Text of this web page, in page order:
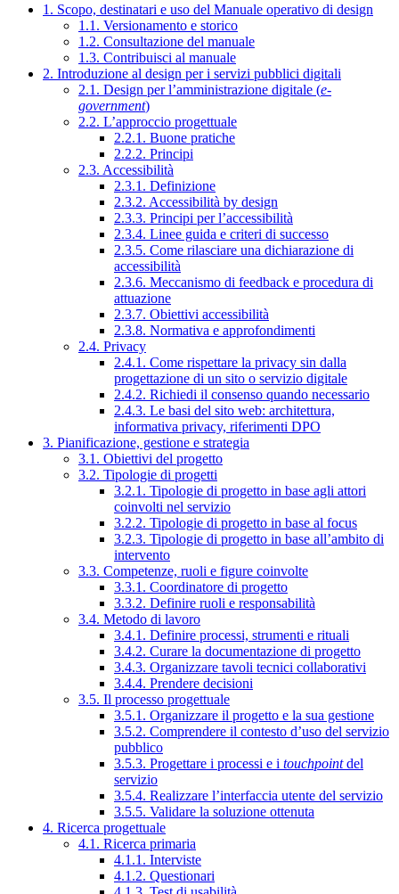
1. Scopo, destinatari e uso del Manuale operativo di design
1.1. Versionamento e storico
1.2. Consultazione del manuale
1.3. Contribuisci al manuale
2. Introduzione al design per i servizi pubblici digitali
2.1. Design per l’amministrazione digitale (e-
government)
2.2. L’approccio progettuale
2.2.1. Buone pratiche
2.2.2. Principi
2.3. Accessibilità
2.3.1. Definizione
2.3.2. Accessibilità by design
2.3.3. Principi per l’accessibilità
2.3.4. Linee guida e criteri di successo
2.3.5. Come rilasciare una dichiarazione di
accessibilità
2.3.6. Meccanismo di feedback e procedura di
attuazione
2.3.7. Obiettivi accessibilità
2.3.8. Normativa e approfondimenti
2.4. Privacy
2.4.1. Come rispettare la privacy sin dalla
progettazione di un sito o servizio digitale
2.4.2. Richiedi il consenso quando necessario
2.4.3. Le basi del sito web: architettura,
informativa privacy, riferimenti DPO
3. Pianificazione, gestione e strategia
3.1. Obiettivi del progetto
3.2. Tipologie di progetti
3.2.1. Tipologie di progetto in base agli attori
coinvolti nel servizio
3.2.2. Tipologie di progetto in base al focus
3.2.3. Tipologie di progetto in base all’ambito di
intervento
3.3. Competenze, ruoli e figure coinvolte
3.3.1. Coordinatore di progetto
3.3.2. Definire ruoli e responsabilità
3.4. Metodo di lavoro
3.4.1. Definire processi, strumenti e rituali
3.4.2. Curare la documentazione di progetto
3.4.3. Organizzare tavoli tecnici collaborativi
3.4.4. Prendere decisioni
3.5. Il processo progettuale
3.5.1. Organizzare il progetto e la sua gestione
3.5.2. Comprendere il contesto d’uso del servizio
pubblico
3.5.3. Progettare i processi e i touchpointdel
servizio
3.5.4. Realizzare l’interfaccia utente del servizio
3.5.5. Validare la soluzione ottenuta
4. Ricerca progettuale
4.1. Ricerca primaria
4.1.1. Interviste
4.1.2. Questionari